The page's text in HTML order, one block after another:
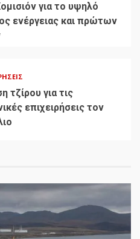
για το υψηλό
ενέργειας και πρώτων
τζίρου για τις
επιχειρήσεις τον